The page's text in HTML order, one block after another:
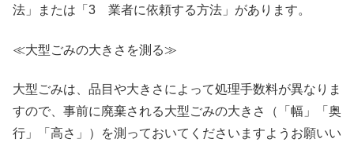
法」または「3 業者に依頼する方法」があります。
≪大型ごみの大きさを測る≫
大型ごみは、品目や大きさによって処理手数料が異なりま
すので、事前に廃棄される大型ごみの大きさ（「幅」「奥
行」「高さ」）を測っておいてくださいますようお願いい